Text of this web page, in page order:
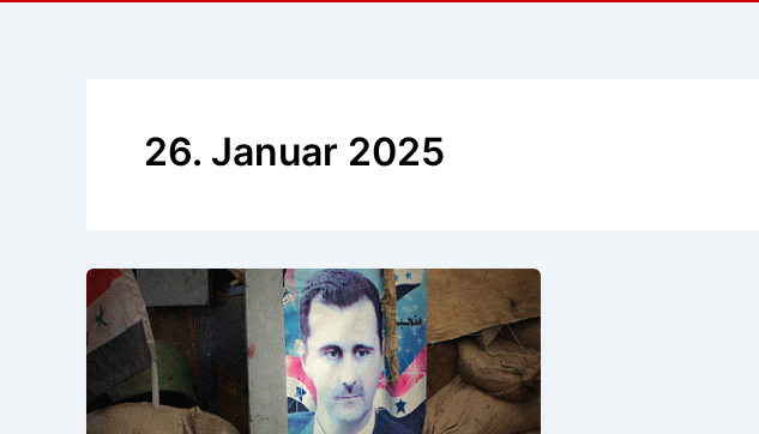
26. Januar 2025